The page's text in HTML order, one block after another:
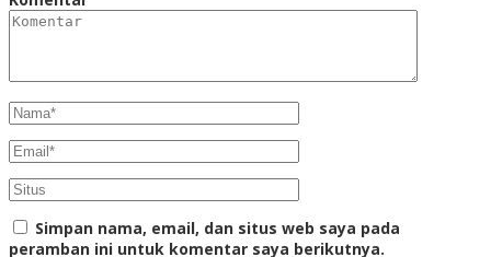
Simpan nama, email, dan situs web saya pada
peramban ini untuk komentar saya berikutnya.